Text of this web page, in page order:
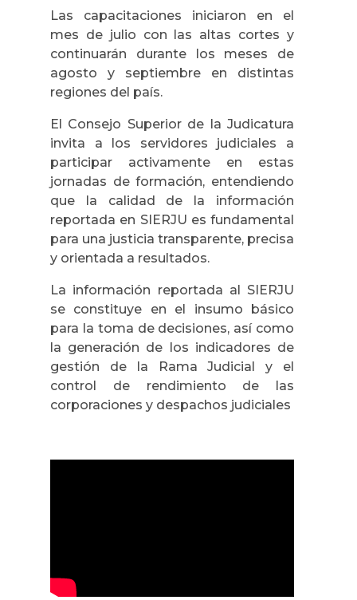
Las capacitaciones iniciaron en el
mes de julio con las altas cortes y
continuarán durante los meses de
agosto y septiembre en distintas
regiones del país.
El Consejo Superior de la Judicatura
invita a los servidores judiciales a
participar activamente en estas
jornadas de formación, entendiendo
que la calidad de la información
reportada en SIERJU es fundamental
para una justicia transparente, precisa
y orientada a resultados.
La información reportada al SIERJU
se constituye en el insumo básico
para la toma de decisiones, así como
la generación de los indicadores de
gestión de la Rama Judicial y el
control de rendimiento de las
corporaciones y despachos judiciales